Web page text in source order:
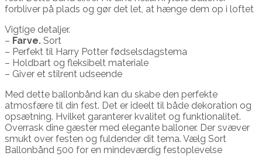
forbliver på plads og gør det let, at hænge dem op i loftet
Vigtige detaljer.
– Farve. Sort
– Perfekt til Harry Potter fødselsdagstema
– Holdbart og fleksibelt materiale
– Giver et stilrent udseende
Med dette ballonbånd kan du skabe den perfekte
atmosfære til din fest. Det er ideelt til både dekoration og
opsætning. Hvilket garanterer kvalitet og funktionalitet.
Overrask dine gæster med elegante balloner. Der svæver
smukt over festen og fuldender dit tema. Vælg Sort
Ballonbånd 500 for en mindeværdig festoplevelse